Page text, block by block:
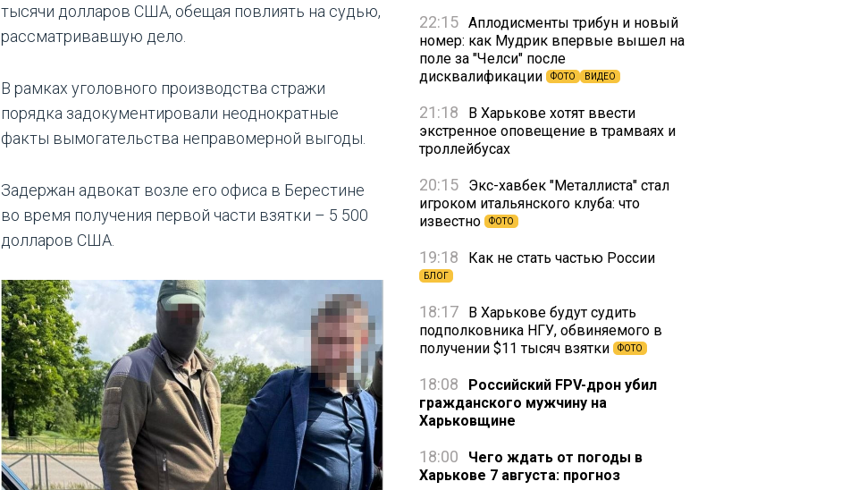
тысячи долларов США, обещая повлиять на судью,
рассматривавшую дело.
В рамках уголовного производства стражи
порядка задокументировали неоднократные
факты вымогательства неправомерной выгоды.
Задержан адвокат возле его офиса в Берестине
во время получения первой части взятки – 5 500
долларов США.
22:15 Аплодисменты трибун и новый
номер: как Мудрик впервые вышел на
поле за "Челси" после
дисквалификации
ФОТО ВИДЕО
21:18
В Харькове хотят ввести
экстренное оповещение в трамваях и
троллейбусах
20:15
Экс-хавбек "Металлиста" стал
игроком итальянского клуба: что
известно
ФОТО
19:18 Как не стать частью России
БЛОГ
18:17
В Харькове будут судить
подполковника НГУ, обвиняемого в
получении $11 тысяч взятки
ФОТО
18:08
Российский FPV-дрон убил
гражданского мужчину на
Харьковщине
18:00
Чего ждать от погоды в
Харькове 7 августа: прогноз